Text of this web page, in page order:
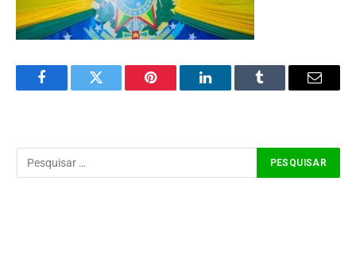
FacebookTwitter Pinterest LinkedInTumblr Email